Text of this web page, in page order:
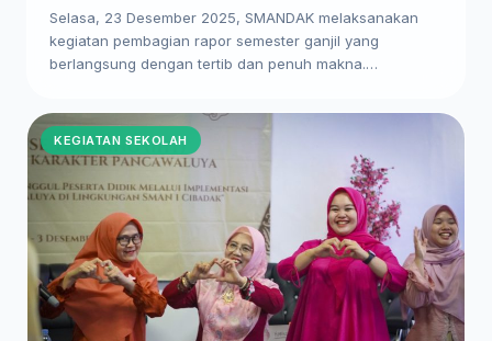
Selasa, 23 Desember 2025, SMANDAK melaksanakan
kegiatan pembagian rapor semester ganjil yang
berlangsung dengan tertib dan penuh makna.…
KEGIATAN SEKOLAH